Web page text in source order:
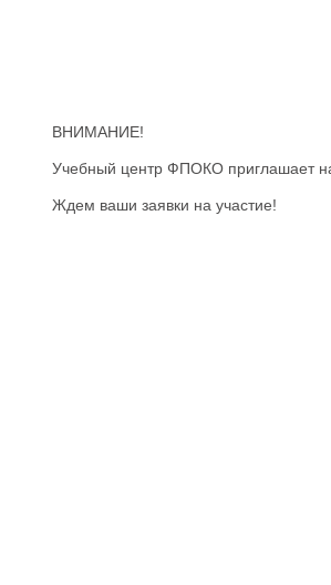
ВНИМАНИЕ!
Учебный центр ФПОКО приглашает
Ждем ваши заявки на участие!